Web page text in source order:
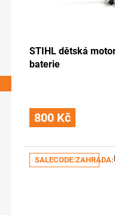
STIHL dětská
baterie
800 Kč